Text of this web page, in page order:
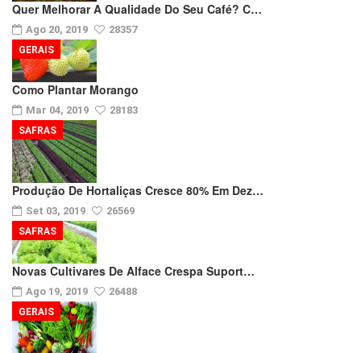
Quer Melhorar A Qualidade Do Seu Café? C…
Ago 20, 2019 28357
Como Plantar Morango
Mar 04, 2019 28183
GERAIS
Produção De Hortaliças Cresce 80% Em Dez…
Set 03, 2019 26569
SAFRAS
Novas Cultivares De Alface Crespa Suport…
Ago 19, 2019 26488
SAFRAS
GERAIS